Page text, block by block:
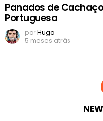
Panados de
Portuguesa
porHugo
5 meses atrás